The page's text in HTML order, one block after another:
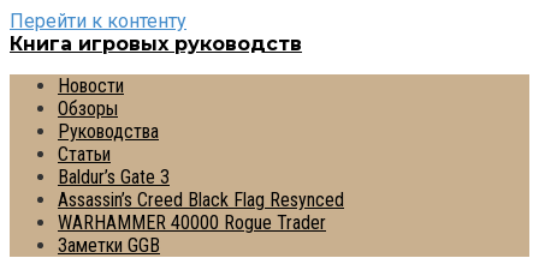
Перейти к контенту
Книга игровых руководств
Новости
Обзоры
Руководства
Статьи
Baldur’s Gate 3
Assassin’s Creed Black Flag Resynced
WARHAMMER 40000 Rogue Trader
Заметки GGB